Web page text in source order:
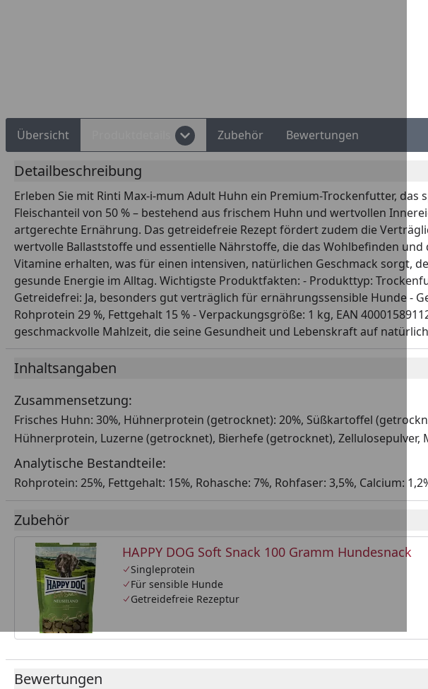
Übersicht Zubehör Bewertungen
Detailbeschreibung
Erleben Sie mit Rinti Max-i-mum Adult Huhn ein Premium-Trockenfutter,
Fleischanteil von 50 % – bestehend aus frischem Huhn und wertvollen
artgerechte Ernährung. Das getreidefreie Rezept fördert zudem die
wertvolle Ballaststoffe und essentielle Nährstoffe, die das Wohlbefinden
Vitamine erhalten, was für einen intensiven, natürlichen Geschmack sorgt,
gesunde Energie im Alltag. Wichtigste Produktfakten: - Produkttyp:
Getreidefrei: Ja, besonders gut verträglich für ernährungssensible Hunde -
Rohprotein 29 %, Fettgehalt 15 % - Verpackungsgröße: 1 kg, EAN
geschmackvolle Mahlzeit, die seine Gesundheit und Lebenskraft auf
Inhaltsangaben
Zusammensetzung:
Frisches Huhn: 30%, Hühnerprotein (getrocknet): 20%, Süßkartoffel
Hühnerprotein, Luzerne (getrocknet), Bierhefe (getrocknet), Zellulosepulver,
Analytische Bestandteile:
Rohprotein: 25%, Fettgehalt: 15%, Rohasche: 7%, Rohfaser: 3,5%, Calcium:
Zubehör
HAPPY DOG Soft Snack 100 Gramm Hundesnack
Singleprotein
Für sensible Hunde
Getreidefreie Rezeptur
Bewertungen